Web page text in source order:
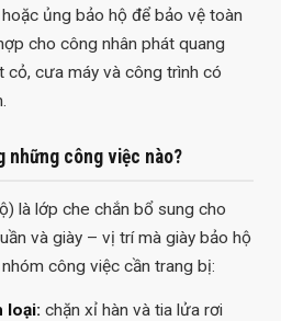
ủng bảo hộ để bảo vệ toàn
cho công nhân phát quang
cỏ, cưa máy và công trình có
những công việc nào?
là lớp che chắn bổ sung cho
và giày – vị trí mà giày bảo hộ
công việc cần trang bị:
loại: chặn xỉ hàn và tia lửa rơi